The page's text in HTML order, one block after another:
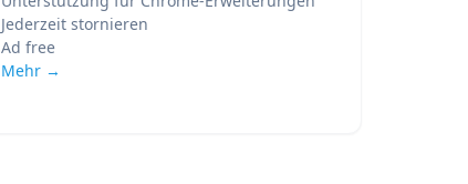
Jederzeit stornieren
Ad free
Mehr →